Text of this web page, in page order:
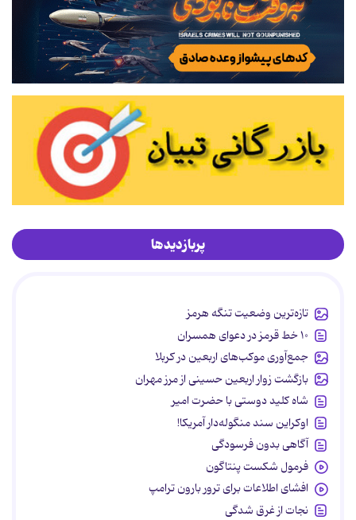
پربازدیدها
تازه‌ترین وضعیت تنگه هرمز
۱۰ خط قرمز در دعوای همسران
جمع‌آوری موکب‌های اربعین در کربلا
بازگشت زوار اربعین حسینی از مرز مهران
شاه کلید دوستی با حضرت امیر
اوکراین سند منگوله‌دار آمریکا!
آگاهی بدون فرسودگی
فرمول شکست پنتاگون
افشای اطلاعات برای ترور بارون ترامپ
نجات از غرق شدگی